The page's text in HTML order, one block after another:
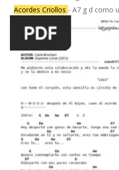
Acordes Criollos - A7 g d como